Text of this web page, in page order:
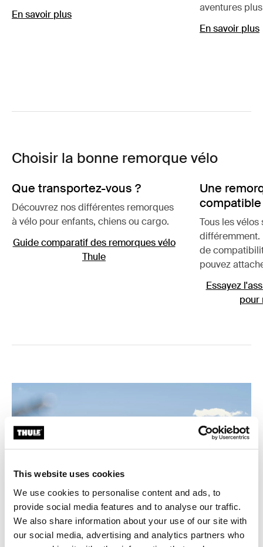
This website uses cookies
We use cookies to personalise content and ads, to
provide social media features and to analyse our traffic.
We also share information about your use of our site with
our social media, advertising and analytics partners who
En savoir plus
aventures
En savoir plus
Choisir la bonne remorque vélo
Que transportez-vous ?
Découvrez nos différentes remorques
à vélo pour enfants, chiens ou cargo.
Guide comparatif des remorques vélo
Thule
Une
Tous les
différemment.
de
pouvez
Essayez
pour